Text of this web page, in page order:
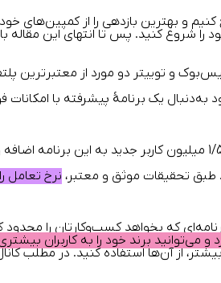
کنیم و بهترین بازدهی را از کمپین‌های
کنید. پس تا انتهای این مقاله با
و توییتر دو مورد از معتبرترین
به‌دنبال یک برنامۀ پیشرفته با امکانات
طبق تحقیقات موثق و معتبر،
که بخواهد کسب‌وکارتان را محدود
بیشتر، از آن‌ها استفاده کنید. در مطلب